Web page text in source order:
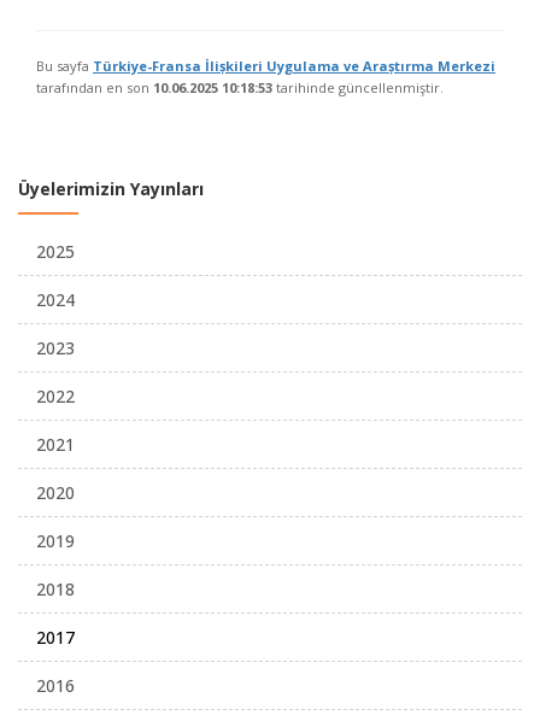
Bu sayfa Türkiye-Fransa İlișkileri Uygulama ve Araștırma Merkezi
tarafından en son 10.06.2025 10:18:53 tarihinde güncellenmiştir.
Üyelerimizin Yayınları
2025
2024
2023
2022
2021
2020
2019
2018
2017
2016